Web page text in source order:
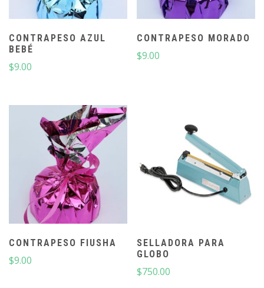
CONTRAPESO AZUL
BEBÉ
$9.00
CONTRAPESO MORADO
$9.00
CONTRAPESO FIUSHA
$9.00
SELLADORA PARA
GLOBO
$750.00